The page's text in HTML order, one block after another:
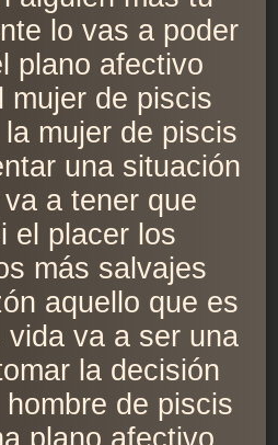
lo vas a poder
plano afectivo
mujer de piscis
mujer de piscis
una situación
a tener que
el placer los
más salvajes
aquello que es
vida va a ser una
la decisión
de piscis